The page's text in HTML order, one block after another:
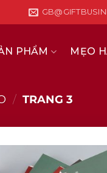
PHẨM MẸO
/ TRANG 3